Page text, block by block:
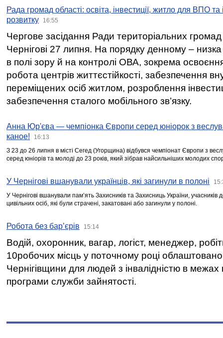
Рада громад області: освіта, інвестиції, житло для ВПО
розвитку
16:55
Чергове засідання Ради територіальних громад
Чернігові 27 липня. На порядку денному –
в полі зору й на контролі ОВА, зокрема освоєння
робота центрів життєстійкості, забезпечення
переміщених осіб житлом, розроблення
забезпечення сталого мобільного зв’язку.
Анна Юр'єва — чемпіонка Європи серед юніорок з
каное!
16:13
З 23 до 26 липня в місті Сегед (Угорщина) відбувся чемпіонат Європи з
серед юніорів та молоді до 23 років, який зібрав найсильніших молодих
У Чернігові вшанували українців, які загинули в полоні
У Чернігові вшанували пам’ять Захисників та Захисниць України,
цивільних осіб, які були страчені, закатовані або загинули у полоні.
Робота без бар’єрів 15:14
Водій, охоронник, вагар, логіст, менеджер,
10робочих місць у поточному році
Чернігівщини для людей з інвалідністю в межах
програми служби зайнятості.